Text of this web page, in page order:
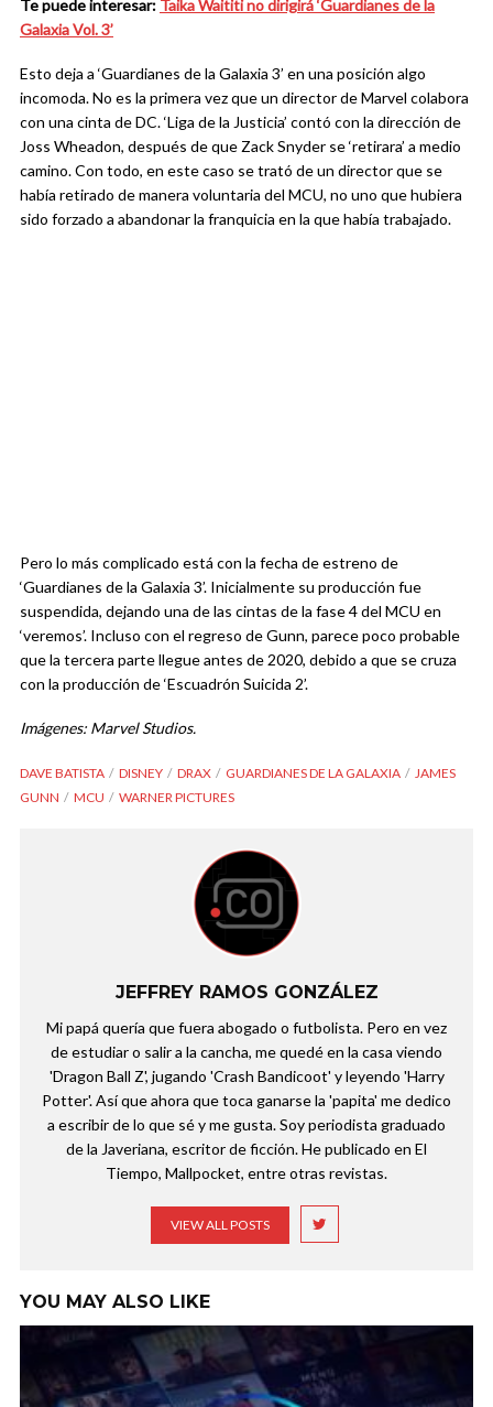
Te puede interesar: Taika Waititi no dirigirá ‘Guardianes de la
Galaxia Vol. 3’
Esto deja a ‘Guardianes de la Galaxia 3’ en una posición algo
incomoda. No es la primera vez que un director de Marvel colabora
con una cinta de DC. ‘Liga de la Justicia’ contó con la dirección de
Joss Wheadon, después de que Zack Snyder se ‘retirara’ a medio
camino. Con todo, en este caso se trató de un director que se
había retirado de manera voluntaria del MCU, no uno que hubiera
sido forzado a abandonar la franquicia en la que había trabajado.
Pero lo más complicado está con la fecha de estreno de
‘Guardianes de la Galaxia 3’. Inicialmente su producción fue
suspendida, dejando una de las cintas de la fase 4 del MCU en
‘veremos’. Incluso con el regreso de Gunn, parece poco probable
que la tercera parte llegue antes de 2020, debido a que se cruza
con la producción de ‘Escuadrón Suicida 2’.
Imágenes: Marvel Studios.
DAVE BATISTA DISNEY DRAX GUARDIANES DE LA GALAXIA
JAMES
GUNN
MCU WARNER PICTURES
JEFFREY RAMOS GONZÁLEZ
Mi papá quería que fuera abogado o futbolista. Pero en vez
de estudiar o salir a la cancha, me quedé en la casa viendo
'Dragon Ball Z', jugando 'Crash Bandicoot' y leyendo 'Harry
Potter'. Así que ahora que toca ganarse la 'papita' me dedico
a escribir de lo que sé y me gusta. Soy periodista graduado
de la Javeriana, escritor de ficción. He publicado en El
Tiempo, Mallpocket, entre otras revistas.
VIEW ALL POSTS
YOU MAY ALSO LIKE